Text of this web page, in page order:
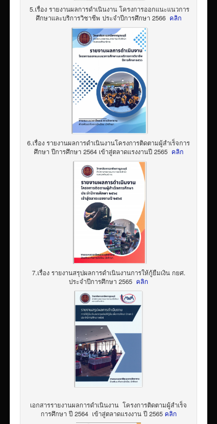
5.เรื่อง รายงานผลการดำเนินงาน โครงการออกแนะแนวการ
ศึกษาและบริการวิชาชีพ ประจำปีการศึกษา 2566 คลิก
6.เรื่อง รายงานผลการดำเนินงานโครงการติดตามผู้สำเร็จการ
ศึกษา ปีการศึกษา 2564 เข้าสู่ตลาดแรงงานปี 2565 คลิก
7.เรื่อง รายงานสรุปผลการดำเนินงานการให้กู้ยืมเงิน กยศ.
ประจำปีการศึกษา 2565 คลิก
เอกสารรายงานผลการดำเนินงาน โครงการติดตามผู้สำเร็จ
การศึกษา ปี 2564 เข้าสู่ตลาดแรงงาน ปี 2565 คลิก